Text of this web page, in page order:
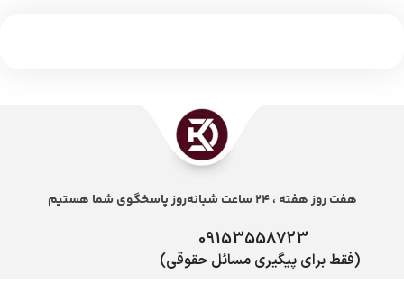
هفت روز هفته ، 24 ساعت شبانه‌روز پاسخگوی شما هستیم
09153558723
(فقط برای پیگیری مسائل حقوقی)